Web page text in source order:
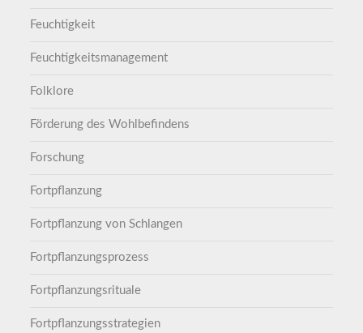
Feuchtigkeit
Feuchtigkeitsmanagement
Folklore
Förderung des Wohlbefindens
Forschung
Fortpflanzung
Fortpflanzung von Schlangen
Fortpflanzungsprozess
Fortpflanzungsrituale
Fortpflanzungsstrategien